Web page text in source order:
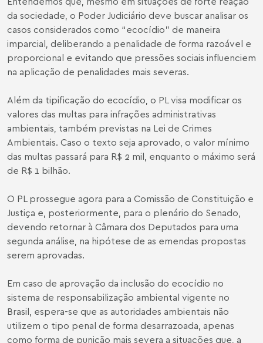
da sociedade, o Poder Judiciário deve buscar analisar os
casos considerados como “ecocídio” de maneira
imparcial, deliberando a penalidade de forma razoável e
proporcional e evitando que pressões sociais influenciem
na aplicação de penalidades mais severas.
Além da tipificação do ecocídio, o PL visa modificar os
valores das multas para infrações administrativas
ambientais, também previstas na Lei de Crimes
Ambientais. Caso o texto seja aprovado, o valor mínimo
das multas passará para R$ 2 mil, enquanto o máximo será
de R$ 1 bilhão.
O PL prossegue agora para a Comissão de Constituição e
Justiça e, posteriormente, para o plenário do Senado,
devendo retornar à Câmara dos Deputados para uma
segunda análise, na hipótese de as emendas propostas
serem aprovadas.
Em caso de aprovação da inclusão do ecocídio no
sistema de responsabilização ambiental vigente no
Brasil, espera-se que as autoridades ambientais não
utilizem o tipo penal de forma desarrazoada, apenas
como forma de punição mais severa a situações que, a